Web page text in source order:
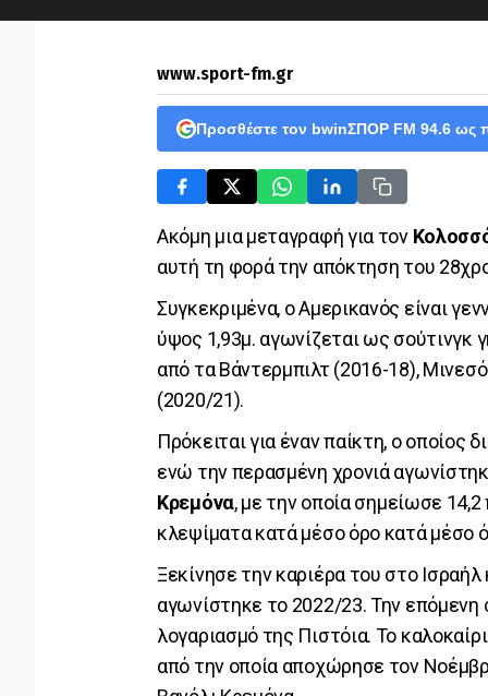
www.sport-fm.gr
Προσθέστε τον bwinΣΠΟΡ FM 94.6 ως
Ακόμη μια μεταγραφή για τον
αυτή τη φορά την απόκτηση του
Συγκεκριμένα, ο Αμερικανός είναι
ύψος 1,93μ. αγωνίζεται ως σούτινγκ
από τα Βάντερμπιλτ (2016-18),
(2020/21).
Πρόκειται για έναν παίκτη, ο οποίος
ενώ την περασμένη χρονιά
Κρεμόνα, με την οποία σημείωσε 14,2
κλεψίματα κατά μέσο όρο κατά μέσο
Ξεκίνησε την καριέρα του στο
αγωνίστηκε το 2022/23. Την επόμενη
λογαριασμό της Πιστόια. Το
από την οποία αποχώρησε τον